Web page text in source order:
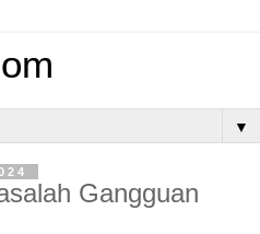
▼
Gangguan